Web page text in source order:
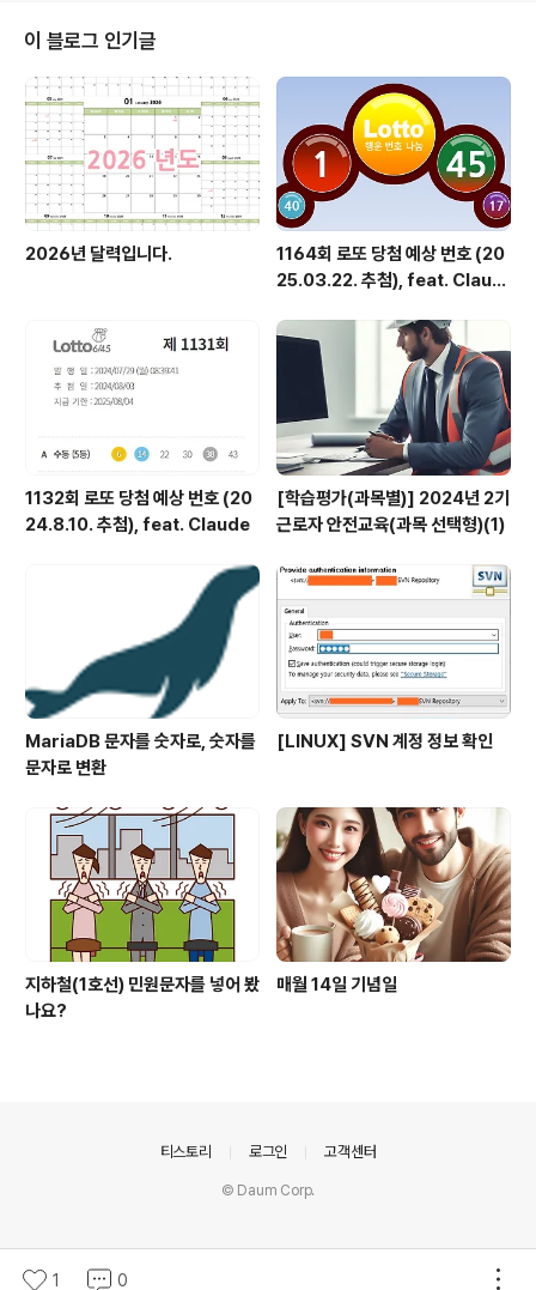
5, 31, 38, 45새해의 기운을 담은 1로 시작행운의 13을
포함한 상승세의 조합입니다 2세트: 7, 14, 22, 33, 40, 4
4행운의 7로 시작하는 힘찬 조합새해의 번영을 기원하는
숫자들입니다 3세트: 2, 15, 25, 34, 39, 432..
이 블로그 인기글
2026년 달력입니다.
1164회 로또 당첨 예상 번호 (20
25.03.22. 추첨), feat. Claud
1132회 로또 당첨 예상 번호 (20
24.8.10. 추첨), feat. Claude
[학습평가(과목별)] 2024년 2기
근로자 안전교육(과목 선택형)(1)
MariaDB 문자를 숫자로, 숫자를
문자로 변환
[LINUX] SVN 계정 정보 확인
지하철(1호선) 민원문자를 넣어 봤
나요?
매월 14일 기념일
1 0
티스토리 로그인 고객센터
© Daum Corp.